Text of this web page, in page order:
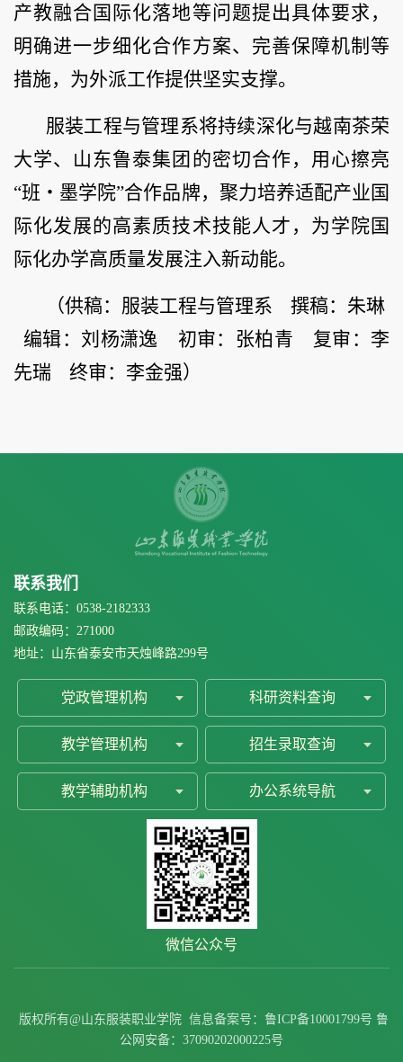
产教融合国际化落地等问题提出具体要求，
明确进一步细化合作方案、完善保障机制等
措施，为外派工作提供坚实支撑。
服装工程与管理系将持续深化与越南茶荣
大学、山东鲁泰集团的密切合作，用心擦亮
“班・墨学院”合作品牌，聚力培养适配产业国
际化发展的高素质技术技能人才，为学院国
际化办学高质量发展注入新动能。
（供稿：服装工程与管理系 撰稿：朱琳
编辑：刘杨潇逸 初审：张柏青 复审：李
先瑞 终审：李金强）
原图
联系我们
联系电话：0538-2182333
邮政编码：271000
地址：山东省泰安市天烛峰路299号
党政管理机构 科研资料查询
教学管理机构 招生录取查询
教学辅助机构 办公系统导航
微信公众号
版权所有@山东服装职业学院 信息备案号： 鲁ICP备10001799号 鲁
公网安备： 37090202000225号